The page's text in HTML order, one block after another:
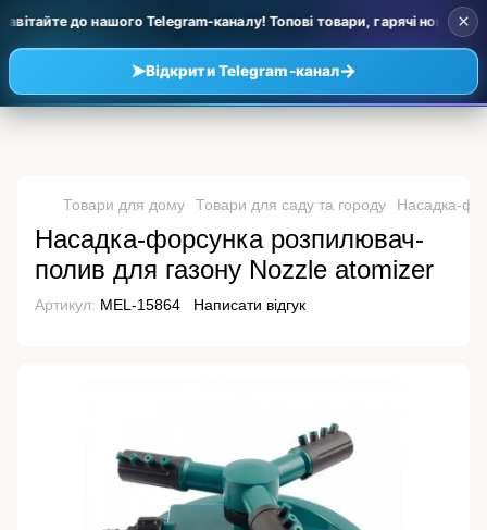
до нашого Telegram-каналу! Топові товари, гарячі новинки
➤Відкрити Telegram-канал→
×
Товари для дому Товари для саду та городу Насадка-
Насадка-форсунка розпилювач-
полив для газону Nozzle atomizer
Артикул: MEL-15864 Написати відгук